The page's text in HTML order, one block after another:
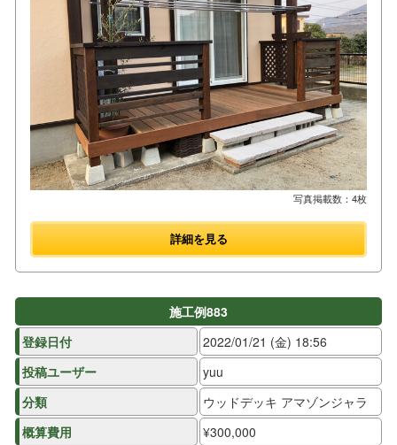
写真掲載数：4枚
詳細を見る
施工例883
登録日付
2022/01/21 (金) 18:56
投稿ユーザー
yuu
分類
ウッドデッキ アマゾンジャラ
概算費用
¥300,000